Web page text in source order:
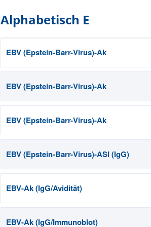
Alphabetisch E
EBV (Epstein-Barr-Virus)-Ak
EBV (Epstein-Barr-Virus)-Ak
EBV (Epstein-Barr-Virus)-Ak
EBV (Epstein-Barr-Virus)-ASI (IgG)
EBV-Ak (IgG/Avidität)
EBV-Ak (IgG/Immunoblot)